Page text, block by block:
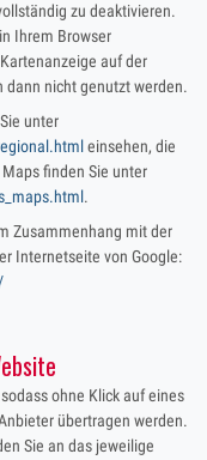
zu deaktivieren.
Ihrem Browser
auf der
dann nicht genutzt werden.
unter
einsehen, die
finden Sie unter
.
Zusammenhang mit der
Internetseite von Google:
ohne Klick auf eines
übertragen werden.
Sie an das jeweilige